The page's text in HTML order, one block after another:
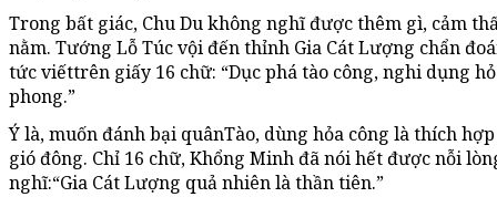
Trong bất giác, Chu Du không nghĩ được thêm gì, cảm
nằm. Tướng Lỗ Túc vội đến thỉnh Gia Cát Lượng chẩn
tức viếttrên giấy 16 chữ: “Dục phá tào công, nghi dụng
phong.”
Ý là, muốn đánh bại quânTào, dùng hỏa công là thích
gió đông. Chỉ 16 chữ, Khổng Minh đã nói hết được nỗi
nghĩ:“Gia Cát Lượng quả nhiên là thần tiên.”